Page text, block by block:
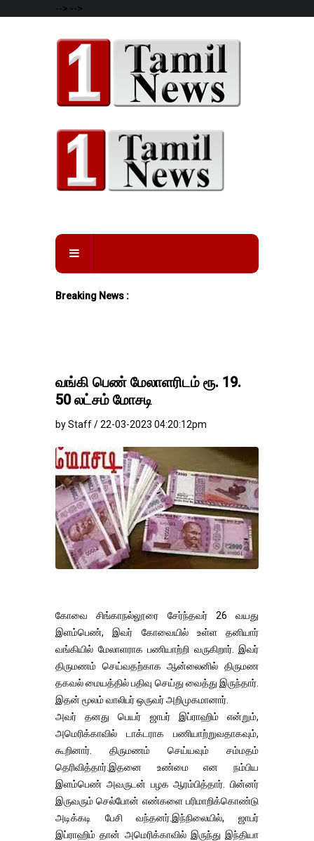
--> -->
Breaking News :
வங்கி பெண் மேலாளரிடம் ரூ. 19.
50 லட்சம் மோசடி
by Staff / 22-03-2023 04:20:12pm
கோவை சிங்காநல்லூரை சேர்ந்தவர் 26 வயது
இளம்பெண், இவர் கோவையில் உள்ள தனியார்
வங்கியில் மேலாளராக பணியாற்றி வருகிறார். இவர்
திருமணம் செய்வதற்காக ஆன்லைனில் திருமண
தகவல் மையத்தில் பதிவு செய்து வைத்து இருந்தார்.
இதன் மூலம் வாலிபர் ஒருவர் அறிமுகமானார்.
அவர் தனது பெயர் ஜாபர் இப்ராஹிம் என்றும்,
அமெரிக்காவில் டாக்டராக பணியாற்றுவதாகவும்,
கூறினார். திருமணம் செய்யவும் சம்மதம்
தெரிவித்தார்.இதனை உண்மை என நம்பிய
இளம்பெண் அவருடன் பழக ஆரம்பித்தார். பின்னர்
இருவரும் செல்போன் எண்களை பரிமாறிக்கொண்டு
அடிக்கடி பேசி வந்தனர்.இந்நிலையில், ஜாபர்
இப்ராஹிம் தான் அமெரிக்காவில் இருந்து இந்தியா